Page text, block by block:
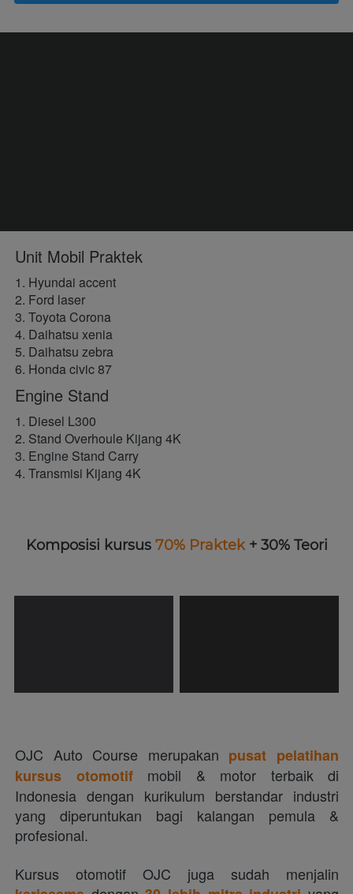
Unit Mobil Praktek
1. Hyundai accent
2. Ford laser
3. Toyota Corona
4. Daihatsu xenia
5. Daihatsu zebra
6. Honda civic 87
Engine Stand
1. Diesel L300
2. Stand Overhoule Kijang 4K
3. Engine Stand Carry
4. Transmisi Kijang 4K
Komposisi kursus 70% Praktek + 30% Teori
OJC Auto Course merupakan pusat pelatihan
kursus otomotif mobil & motor terbaik di
Indonesia dengan kurikulum berstandar industri
yang diperuntukan bagi kalangan pemula &
profesional.